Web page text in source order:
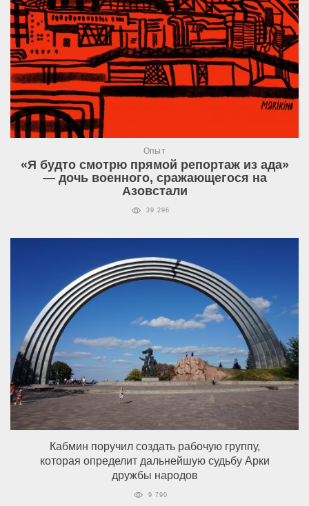
Опыт
«Я будто смотрю прямой репортаж из ада»
— дочь военного, сражающегося на
Азовстали
39 296
Кабмин поручил создать рабочую группу,
которая определит дальнейшую судьбу Арки
дружбы народов
9 790